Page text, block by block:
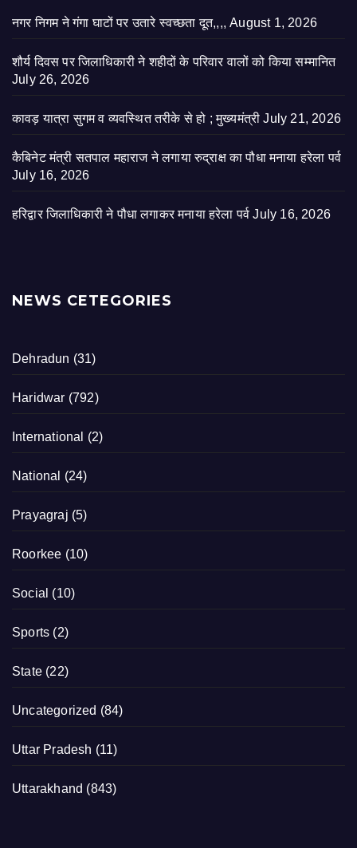
नगर निगम ने गंगा घाटों पर उतारे स्वच्छता दूत,,,, August 1, 2026
शौर्य दिवस पर जिलाधिकारी ने शहीदों के परिवार वालों को किया सम्मानित
July 26, 2026
कावड़ यात्रा सुगम व व्यवस्थित तरीके से हो ; मुख्यमंत्री July 21, 2026
कैबिनेट मंत्री सतपाल महाराज ने लगाया रुद्राक्ष का पौधा मनाया हरेला पर्व
July 16, 2026
हरिद्वार जिलाधिकारी ने पौधा लगाकर मनाया हरेला पर्व July 16, 2026
NEWS CETEGORIES
Dehradun (31)
Haridwar (792)
International (2)
National (24)
Prayagraj (5)
Roorkee (10)
Social (10)
Sports (2)
State (22)
Uncategorized (84)
Uttar Pradesh (11)
Uttarakhand (843)